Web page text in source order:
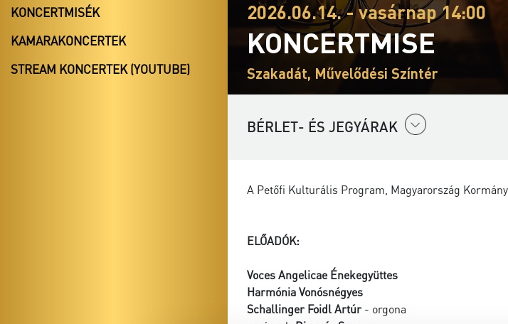
KONCERTMISÉK
KAMARAKONCERTEK
STREAM KONCERTEK (YOUTUBE)
2026.06.14. - vasárnap 14:00
KONCERTMISE
Szakadát, Művelődési Színtér
BÉRLET- ÉS JEGYÁRAK
A Petőfi Kulturális Program, Magyarország
ELŐADÓK:
Voces Angelicae Énekegyüttes
Harmónia Vonósnégyes
Schallinger Foidl Artúr- orgona